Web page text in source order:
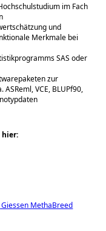
im Fach
und
Merkmale bei
SAS oder
zur
VCE, BLUPf90,
hier:
MethaBreed